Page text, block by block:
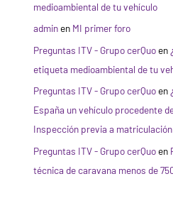
medioambiental de tu vehículo
adminen MI primer foro
Preguntas ITV - Grupo cerQuoen
etiqueta medioambiental de tu
Preguntas ITV - Grupo cerQuoen
España un vehículo procedente
Inspección previa a matriculación
Preguntas ITV - Grupo cerQuoen
técnica de caravana menos de